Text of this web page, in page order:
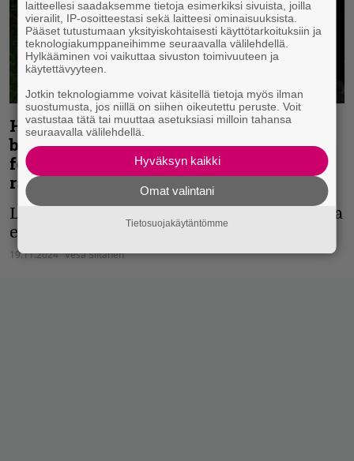
Heavy Metal Perse julkaisee ”virallisen
bootlegin” hurmoksellisesta
festarikeikastaan – saatavilla erittäin
rajoitettuna painoksena
Live at Nummirock 2023 -keikkataltiointia
ei kuule suoratoistopalveluista.
19.11.2024 Vesa Siltanen
laitteellesi saadaksemme tietoja esimerkiksi sivuista, joilla
vierailit, IP-osoitteestasi sekä laitteesi ominaisuuksista.
Pääset tutustumaan yksityiskohtaisesti käyttötarkoituksiin ja
teknologiakumppaneihimme seuraavalla välilehdellä.
Hylkääminen voi vaikuttaa sivuston toimivuuteen ja
käytettävyyteen.
Jotkin teknologiamme voivat käsitellä tietoja myös ilman
suostumusta, jos niillä on siihen oikeutettu peruste. Voit
vastustaa tätä tai muuttaa asetuksiasi milloin tahansa
seuraavalla välilehdellä.
Hyväksyn kaikki
Omat valintani
Tietosuojakäytäntömme